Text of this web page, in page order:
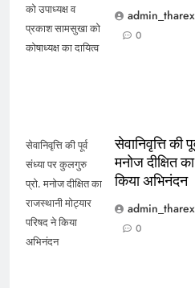
को उपाध्यक्ष व
प्रकाश सामसुखा को
कोषाध्यक्ष का दायित्व
0
सेवानिवृत्ति की पूर्व
संध्या पर कुलगुरु
प्रो. मनोज दीक्षित का
राजस्थानी मोट्यार
परिषद ने किया
अभिनंदन
सेवानिवृत्ति की
मनोज दीक्षित
किया अभिनंदन
0